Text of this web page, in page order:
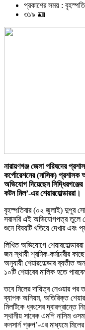
প্রকাশের সময় :
৩১৯ 🪪
নারায়ণগঞ্জ জেলা পরিষদের
কর্পোরেশনের (নাসিক)
অভিযোগ দিয়েছেন সিদ্ধিরগঞ্জের
কটন মিল’-এর শেয়ারহোল্ডাররা।
বৃহস্পতিবার (০২ জুলাই) দুপুর
সরাসরি এই অভিযোগপত্র তুলে
শুনে বিষয়টি খতিয়ে দেখার
লিখিত অভিযোগে
জন স্থায়ী শ্রমিক-কর্মচারীর
অনুযায়ী শেয়ারহোল্ডার ব্যতীত
১০টি শেয়ারের মালিক হতে
তবে মিলের দায়িত্ব নেওয়ার পর
ব্যাপক অনিয়ম, অতিরিক্ত
মিলটিকে ধ্বংসের দ্বারপ্রান্তে
স্থানীয় সাবেক এমপি নাসিম
কনসার্ন গ্রুপ’-এর মাধ্যমে